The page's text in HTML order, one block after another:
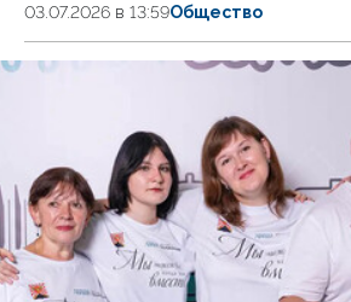
03.07.2026 в 13:59Общество